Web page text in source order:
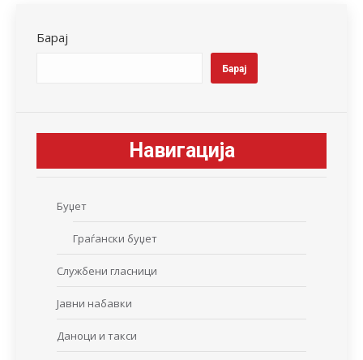
Барај
Барај
Навигација
Буџет
Граѓански буџет
Службени гласници
Јавни набавки
Даноци и такси